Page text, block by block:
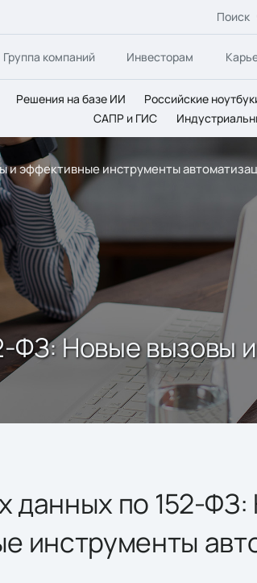
Поиск
Группа компаний Инвесторам
Решения на базе ИИ Российские
САПР и ГИС
и эффективные инструменты
ФЗ: Новые вызовы
данных по 152-
инструменты